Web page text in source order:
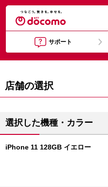
サポート
店舗の選択
選択した機種・カラー
iPhone 11 128GB イエロー